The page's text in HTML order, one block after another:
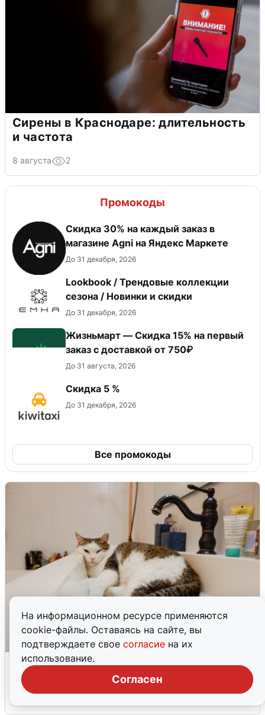
На информационном ресурсе применяются
cookie-файлы. Оставаясь на сайте, вы
подтверждаете свое согласие на их
использование.
Согласен
Сирены в Краснодаре: длительность
и частота
8 августа 2
Промокоды
Скидка 30% на каждый заказ в
магазине Agni на Яндекс Маркете
До 31 декабря, 2026
Lookbook / Трендовые коллекции
сезона / Новинки и скидки
До 31 декабря, 2026
Жизньмарт — Скидка 15% на первый
заказ с доставкой от 750₽
До 31 августа, 2026
Скидка 5 %
До 31 декабря, 2026
Все промокоды
Екатеринбуржцам объяснили, когда
вернут воду